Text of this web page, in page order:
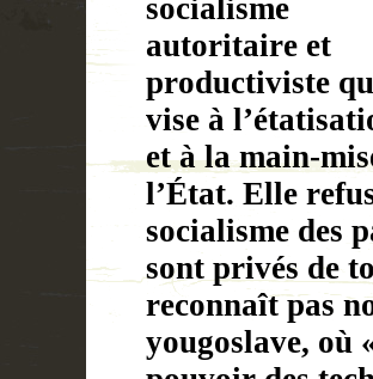
socialisme
autoritaire et
productiviste
vise à
et à la main-
l’État. Elle
socialisme des
sont privés de
reconnaît pas
yougoslave, où